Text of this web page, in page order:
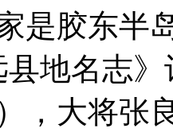
是胶东半
县地名志
），大将